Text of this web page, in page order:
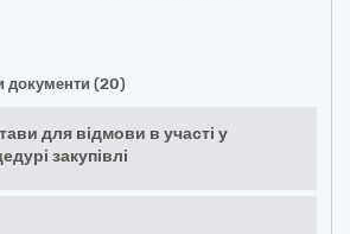
документи (20)
для відмови в участі у
закупівлі